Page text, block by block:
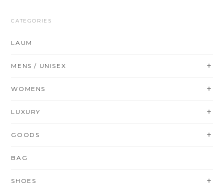
CATEGORIES
LAUM
MENS / UNISEX
WOMENS
LUXURY
GOODS
BAG
SHOES